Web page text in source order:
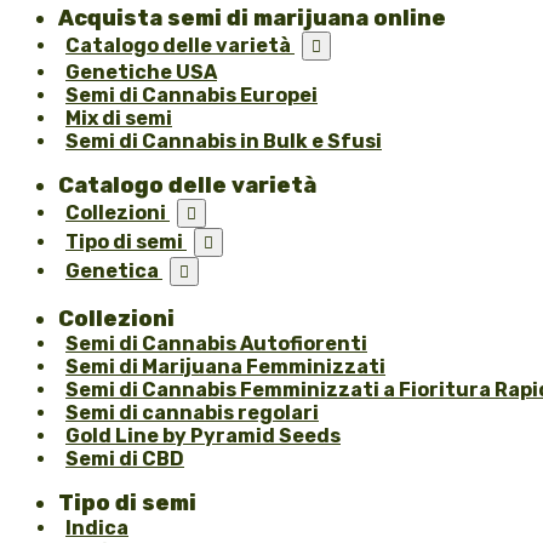
Acquista semi di marijuana online
Catalogo delle varietà 
Genetiche USA
Semi di Cannabis Europei
Mix di semi
Semi di Cannabis in Bulk e Sfusi
Catalogo delle varietà
Collezioni 
Tipo di semi 
Genetica 
Collezioni
Semi di Cannabis Autofiorenti
Semi di Marijuana Femminizzati
Semi di Cannabis Femminizzati a Fioritura
Semi di cannabis regolari
Gold Line by Pyramid Seeds
Semi di CBD
Tipo di semi
Indica